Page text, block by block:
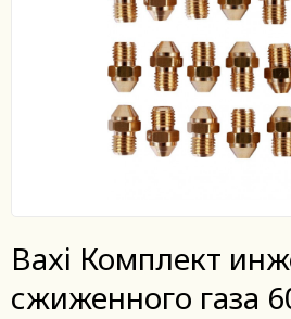
Baxi Комплект
сжиженного газа